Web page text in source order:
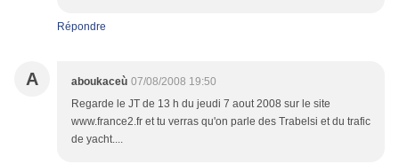
Répondre
A aboukaceù 07/08/2008 19:50
Regarde le JT de 13 h du jeudi 7 aout 2008 sur le site
www.france2.fr et tu verras qu'on parle des Trabelsi et du trafic
de yacht....